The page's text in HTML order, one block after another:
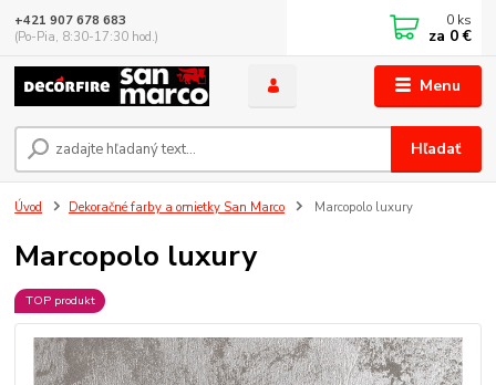
Menu
Hľadať
+421 907 678 683
(Po-Pia, 8:30-17:30 hod.)
0 ks
za 0 €
Úvod Dekoračné farby a omietky San Marco Marcopolo luxury
Marcopolo luxury
TOP produkt